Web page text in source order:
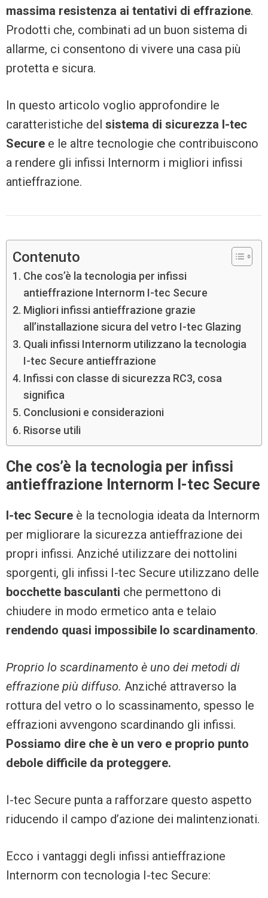
massima resistenza ai tentativi di effrazione.
Prodotti che, combinati ad un buon sistema di
allarme, ci consentono di vivere una casa più
protetta e sicura.
In questo articolo voglio approfondire le
caratteristiche del sistema di sicurezza I-tec
Secure e le altre tecnologie che contribuiscono
a rendere gli infissi Internorm i migliori infissi
antieffrazione.
Contenuto
Che cos’è la tecnologia per infissi
antieffrazione Internorm I-tec Secure
Migliori infissi antieffrazione grazie
all’installazione sicura del vetro I-tec Glazing
Quali infissi Internorm utilizzano la tecnologia
I-tec Secure antieffrazione
Infissi con classe di sicurezza RC3, cosa
significa
Conclusioni e considerazioni
Risorse utili
Che cos’è la tecnologia per infissi
antieffrazione Internorm I-tec Secure
I-tec Secure è la tecnologia ideata da Internorm
per migliorare la sicurezza antieffrazione dei
propri infissi. Anziché utilizzare dei nottolini
sporgenti, gli infissi I-tec Secure utilizzano delle
bocchette basculanti che permettono di
chiudere in modo ermetico anta e telaio
rendendo quasi impossibile lo scardinamento.
Proprio lo scardinamento è uno dei metodi di
effrazione più diffuso. Anziché attraverso la
rottura del vetro o lo scassinamento, spesso le
effrazioni avvengono scardinando gli infissi.
Possiamo dire che è un vero e proprio punto
debole difficile da proteggere.
I-tec Secure punta a rafforzare questo aspetto
riducendo il campo d’azione dei malintenzionati.
Ecco i vantaggi degli infissi antieffrazione
Internorm con tecnologia I-tec Secure: